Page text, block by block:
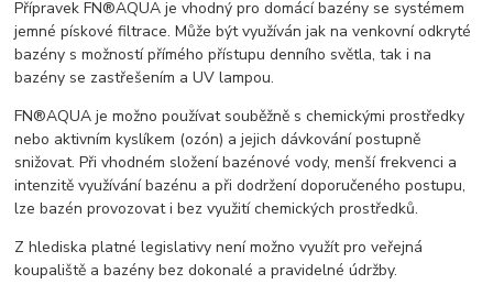
Přípravek FN®AQUA je vhodný pro domácí bazény se systémem
jemné pískové filtrace. Může být využíván jak na venkovní odkryté
bazény s možností přímého přístupu denního světla, tak i na
bazény se zastřešením a UV lampou.
FN®AQUA je možno používat souběžně s chemickými prostředky
nebo aktivním kyslíkem (ozón) a jejich dávkování postupně
snižovat. Při vhodném složení bazénové vody, menší frekvenci a
intenzitě využívání bazénu a při dodržení doporučeného postupu,
lze bazén provozovat i bez využití chemických prostředků.
Z hlediska platné legislativy není možno využít pro veřejná
koupaliště a bazény bez dokonalé a pravidelné údržby.